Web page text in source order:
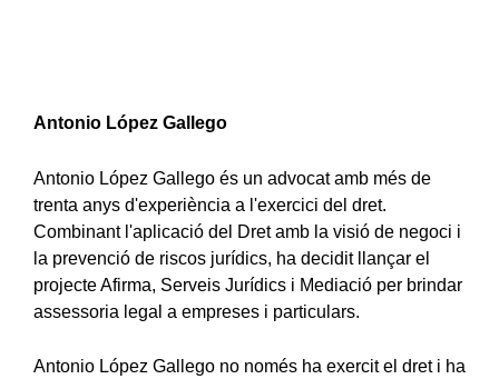
Antonio López Gallego
Antonio López Gallego és un advocat amb més de
trenta anys d'experiència a l'exercici del dret.
Combinant l'aplicació del Dret amb la visió de negoci i
la prevenció de riscos jurídics, ha decidit llançar el
projecte Afirma, Serveis Jurídics i Mediació per brindar
assessoria legal a empreses i particulars.
Antonio López Gallego no només ha exercit el dret i ha